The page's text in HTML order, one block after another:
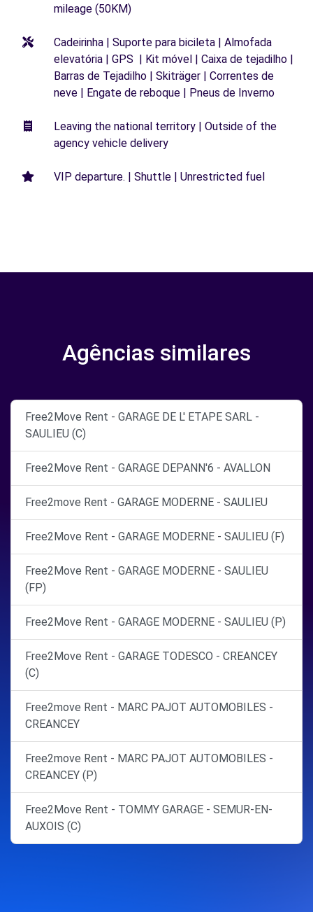
mileage (50KM)
Cadeirinha | Suporte para bicileta | Almofada
elevatória | GPS | Kit móvel | Caixa de tejadilho |
Barras de Tejadilho | Skiträger | Correntes de
neve | Engate de reboque | Pneus de Inverno
Leaving the national territory | Outside of the
agency vehicle delivery
VIP departure. | Shuttle | Unrestricted fuel
Agências similares
Free2Move Rent - GARAGE DE L' ETAPE SARL -
SAULIEU (C)
Free2Move Rent - GARAGE DEPANN'6 - AVALLON
Free2move Rent - GARAGE MODERNE - SAULIEU
Free2Move Rent - GARAGE MODERNE - SAULIEU (F)
Free2Move Rent - GARAGE MODERNE - SAULIEU
(FP)
Free2Move Rent - GARAGE MODERNE - SAULIEU (P)
Free2Move Rent - GARAGE TODESCO - CREANCEY
(C)
Free2move Rent - MARC PAJOT AUTOMOBILES -
CREANCEY
Free2move Rent - MARC PAJOT AUTOMOBILES -
CREANCEY (P)
Free2Move Rent - TOMMY GARAGE - SEMUR-EN-
AUXOIS (C)